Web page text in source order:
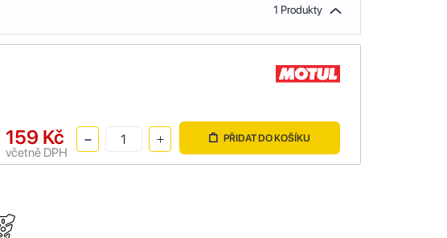
1 Produkty
159 Kč
včetně DPH
PŘIDAT DO KOŠÍKU